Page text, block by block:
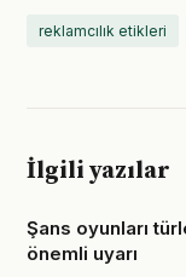
reklamcılık etikleri
İlgili yazılar
Şans oyunları
önemli uyarı